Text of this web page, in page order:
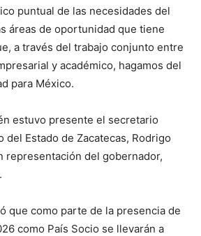
puntual de las necesidades del
áreas de oportunidad que tiene
a través del trabajo conjunto entre
y académico, hagamos del
para México.
estuvo presente el secretario
del Estado de Zacatecas, Rodrigo
representación del gobernador,
que como parte de la presencia de
como País Socio se llevarán a